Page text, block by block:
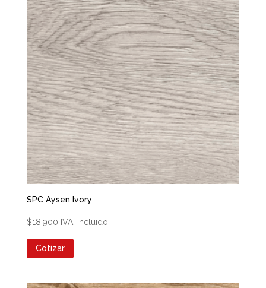
SPC Aysen Ivory
$18.900 IVA. Incluido
Cotizar